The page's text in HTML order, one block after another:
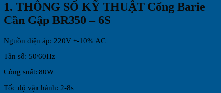
1. THÔNG SỐ KỸ THUẬT Cổng Barie
Cần Gập BR350 – 6S
Nguồn điện áp: 220V +-10% AC
Tần số: 50/60Hz
Công suất: 80W
Tốc độ vận hành: 2-8s